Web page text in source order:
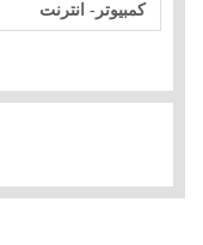
كمبيوتر- انترنت